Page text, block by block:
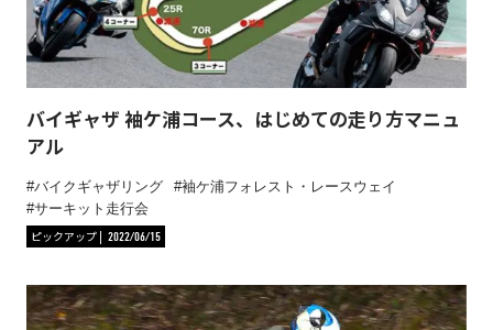
バイギャザ 袖ケ浦コース、はじめての走り方マニュ
アル
バイクギャザリング
袖ケ浦フォレスト・レースウェイ
サーキット走行会
ピックアップ
2022/06/15